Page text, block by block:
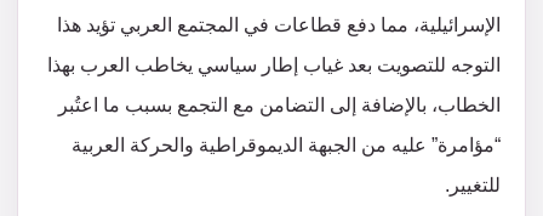
الإسرائيلية، مما دفع قطاعات في المجتمع العربي تؤيد هذا
التوجه للتصويت بعد غياب إطار سياسي يخاطب العرب بهذا
الخطاب، بالإضافة إلى التضامن مع التجمع بسبب ما اعتُبر
“مؤامرة” عليه من الجبهة الديموقراطية والحركة العربية
للتغيير.